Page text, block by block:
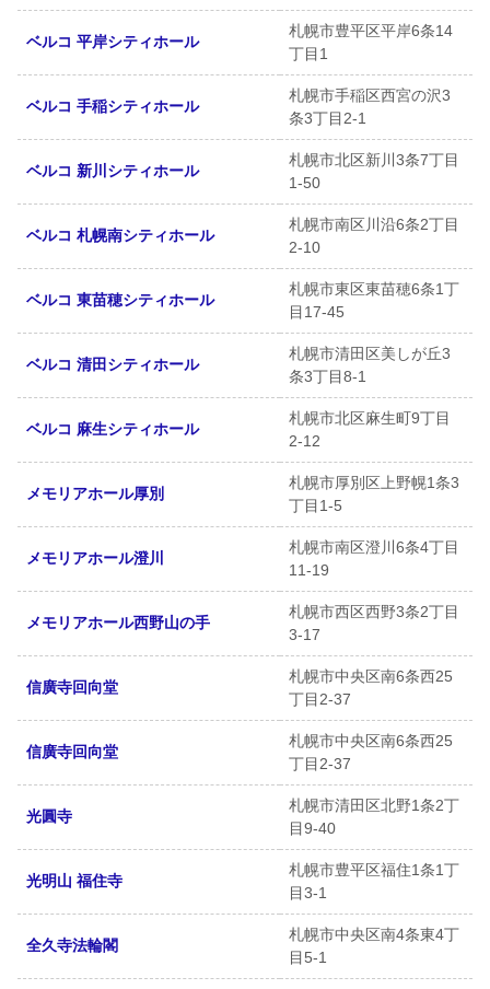
ベルコ 平岸シティホール
札幌市豊平区平岸6条14
丁目1
ベルコ 手稲シティホール
札幌市手稲区西宮の沢3
条3丁目2-1
ベルコ 新川シティホール
札幌市北区新川3条7丁目
1-50
ベルコ 札幌南シティホール
札幌市南区川沿6条2丁目
2-10
ベルコ 東苗穂シティホール
札幌市東区東苗穂6条1丁
目17-45
ベルコ 清田シティホール
札幌市清田区美しが丘3
条3丁目8-1
ベルコ 麻生シティホール
札幌市北区麻生町9丁目
2-12
メモリアホール厚別
札幌市厚別区上野幌1条3
丁目1-5
メモリアホール澄川
札幌市南区澄川6条4丁目
11-19
メモリアホール西野山の手
札幌市西区西野3条2丁目
3-17
信廣寺回向堂
札幌市中央区南6条西25
丁目2-37
信廣寺回向堂
札幌市中央区南6条西25
丁目2-37
光圓寺
札幌市清田区北野1条2丁
目9-40
光明山 福住寺
札幌市豊平区福住1条1丁
目3-1
全久寺法輪閣
札幌市中央区南4条東4丁
目5-1